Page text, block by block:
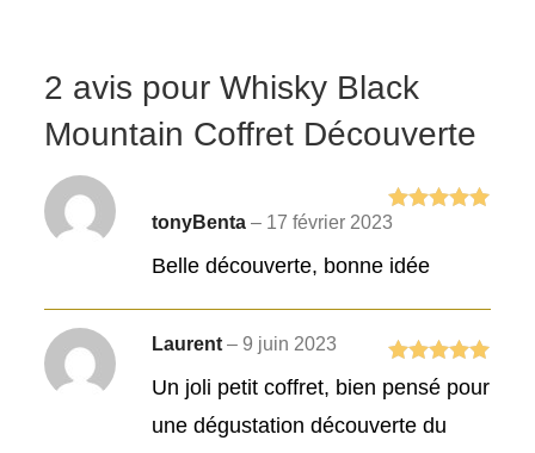
2 avis pourWhisky Black
Mountain Coffret Découverte
Note
5
tonyBenta– 17 février 2023
Belle découverte, bonne idée
Note5 sur
Laurent– 9 juin 2023
Un joli petit coffret, bien pensé pour
une dégustation découverte du